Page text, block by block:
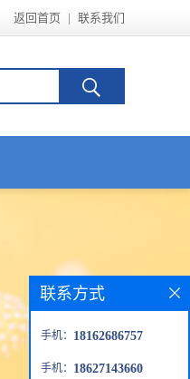
返回首页 | 联系我们
联系方式
手机： 18162686757
手机： 18627143660